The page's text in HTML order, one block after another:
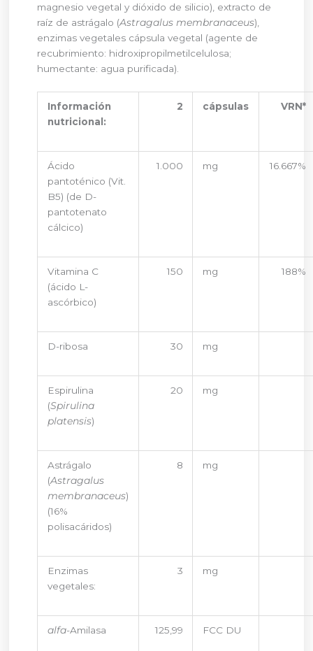
magnesio vegetal y dióxido de silicio), extracto de
raíz de astrágalo (Astragalus membranaceus),
enzimas vegetales cápsula vegetal (agente de
recubrimiento: hidroxipropilmetilcelulosa;
humectante: agua purificada).
Información
nutricional:
2 cápsulas VRN*
Ácido
pantoténico (Vit.
B5) (de D-
pantotenato
cálcico)
1.000 mg 16.667%
Vitamina C
(ácido L-
ascórbico)
150 mg 188%
D-ribosa 30 mg
Espirulina
(Spirulina
platensis)
20 mg
Astrágalo
(Astragalus
membranaceus)
(16%
polisacáridos)
8 mg
Enzimas
vegetales:
3 mg
alfa-Amilasa 125,99 FCC DU